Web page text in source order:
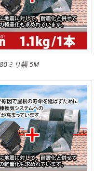
ミリ幅 5M